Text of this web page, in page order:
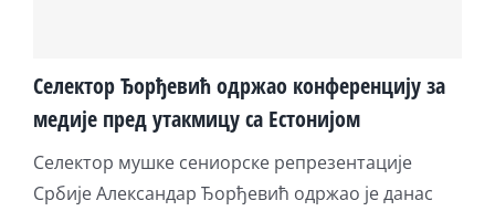
Селектор Ђорђевић одржао конференцију за
медије пред утакмицу са Естонијом
Селектор мушке сениорске репрезентације
Србије Александар Ђорђевић одржао је данас